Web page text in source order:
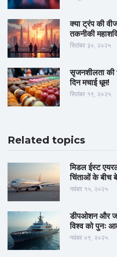
क्या ट्रंप की
तकनीकी
सितंबर ३०, २०२५
सृजनशीलता की
दिन मचाई धूम!
सितंबर १९, २०२५
Related topics
मिडल ईस्ट
चिंताओं के बीच
नवंबर १५, २०२५
डीपओशन और
विश्व को पुनः
नवंबर ०९, २०२५